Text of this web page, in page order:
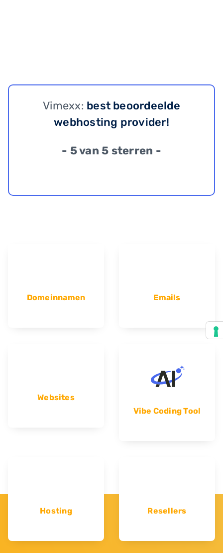
Vimexx: best beoordeelde
webhosting provider!
- 5 van 5 sterren -
Domeinnamen Emails
Websites
Vibe Coding Tool
Hosting Resellers